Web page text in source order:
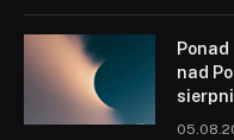
nad